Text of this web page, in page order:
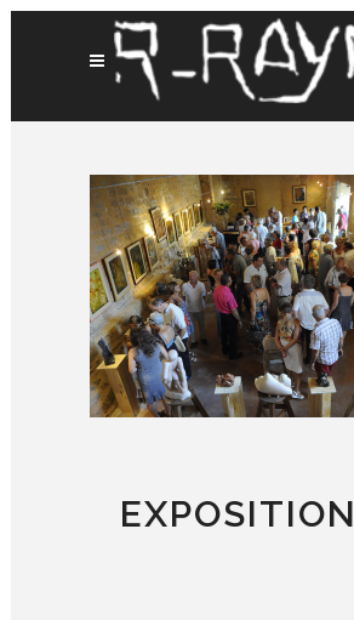
EXPOSITION